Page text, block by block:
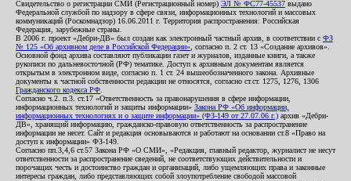
Свидетельство о регистрации СМИ (Регистрационный номер) ЭЛ № ФС77-45537 выдано
Федеральной службой по надзору в сфере связи, информационных технологий и массовых
коммуникаций (Роскомнадзор) 16.06.2011 г. Территория распространения: Российская
Федерация, зарубежные страны.
В 2006 г. проект «Дебри-ДВ» был создан как электронный частный архив, в соответствии с ФЗ
№ 125 «Об архивном деле в Российской Федерации» , согласно п. 2 ст. 13 «Создание архивов».
Основной фонд архива составляют публикации газет и журналов, изданные книги, а также
рукописи по дальневосточной (РФ) тематике. Доступ к архивным документам является
открытым в электронном виде, согласно п. 1 ст. 24 вышеобозначенного закона. Архивные
документы к частной собственности редакции не относятся, согласно ст.ст. 1275, 1276, 1306
Гражданского кодекса РФ
Согласно ч.2. п.3. ст.17 «Ответственность за правонарушения в сфере информации,
информационных технологий и защиты информации» Закона РФ «Об информации,
информационных технологиях и о защите информации» (ФЗ-149 от 27.07.06 г.) архив «Дебри-
ДВ», хранящий информацию, гражданско-правовую ответственность за распространение
информации не несет. Сайт и редакция основываются и работают на основании ст.8 «Право на
доступ к информации» ФЗ-149.
Согласно пп.3,4,6 ст.57 Закона РФ «О СМИ», «Редакция, главный редактор, журналист не несут
ответственности за распространение сведений, не соответствующих действительности и
порочащих честь и достоинство граждан и организаций, либо ущемляющих права и законные
интересы граждан, либо представляющих собой злоупотребление свободой массовой